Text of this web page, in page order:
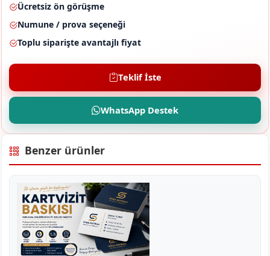
Ücretsiz ön görüşme
Numune / prova seçeneği
Toplu siparişte avantajlı fiyat
Teklif İste
WhatsApp Destek
Benzer ürünler